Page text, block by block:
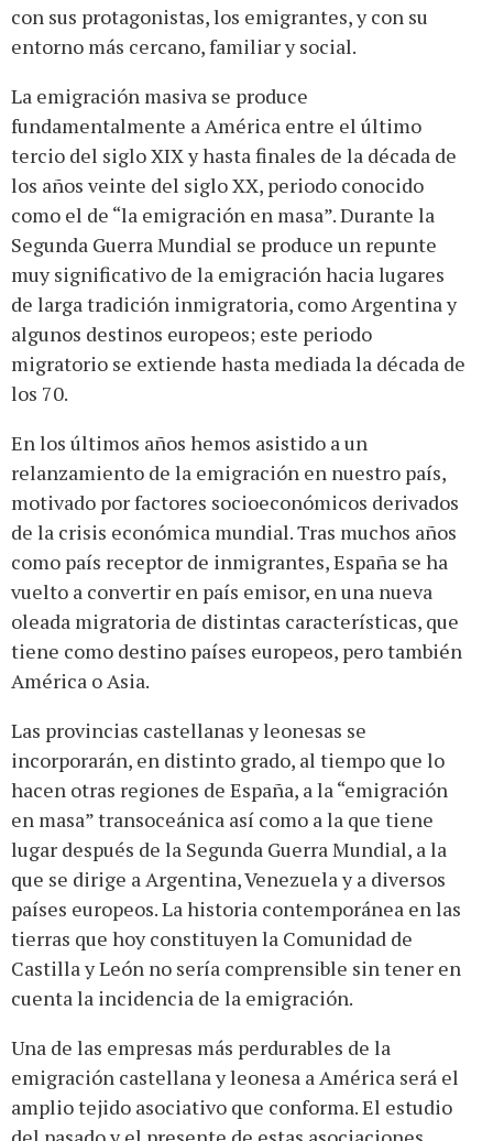
con sus protagonistas, los emigrantes, y con su
entorno más cercano, familiar y social.
La emigración masiva se produce
fundamentalmente a América entre el último
tercio del siglo XIX y hasta finales de la década de
los años veinte del siglo XX, periodo conocido
como el de “la emigración en masa”. Durante la
Segunda Guerra Mundial se produce un repunte
muy significativo de la emigración hacia lugares
de larga tradición inmigratoria, como Argentina y
algunos destinos europeos; este periodo
migratorio se extiende hasta mediada la década de
los 70.
En los últimos años hemos asistido a un
relanzamiento de la emigración en nuestro país,
motivado por factores socioeconómicos derivados
de la crisis económica mundial. Tras muchos años
como país receptor de inmigrantes, España se ha
vuelto a convertir en país emisor, en una nueva
oleada migratoria de distintas características, que
tiene como destino países europeos, pero también
América o Asia.
Las provincias castellanas y leonesas se
incorporarán, en distinto grado, al tiempo que lo
hacen otras regiones de España, a la “emigración
en masa” transoceánica así como a la que tiene
lugar después de la Segunda Guerra Mundial, a la
que se dirige a Argentina, Venezuela y a diversos
países europeos. La historia contemporánea en las
tierras que hoy constituyen la Comunidad de
Castilla y León no sería comprensible sin tener en
cuenta la incidencia de la emigración.
Una de las empresas más perdurables de la
emigración castellana y leonesa a América será el
amplio tejido asociativo que conforma. El estudio